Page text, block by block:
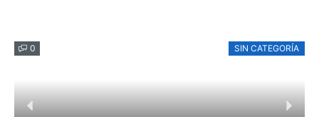
0 SIN CATEGORÍA